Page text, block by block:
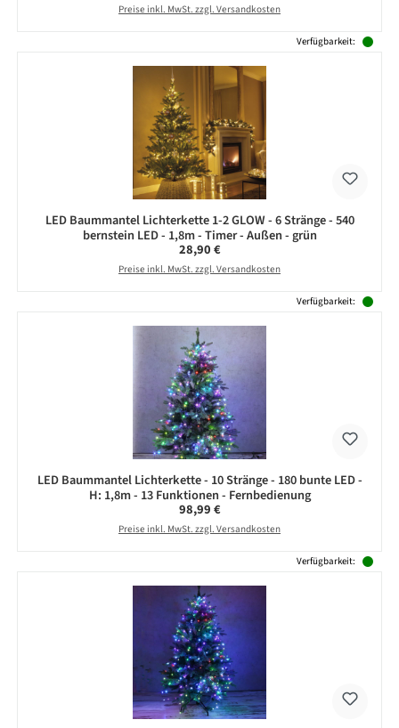
Preise inkl. MwSt. zzgl. Versandkosten
Verfügbarkeit:
LED Baummantel Lichterkette 1-2 GLOW - 6 Stränge - 540
bernstein LED - 1,8m - Timer - Außen - grün
Regulärer Preis:
28,90 €
Preise inkl. MwSt. zzgl. Versandkosten
Verfügbarkeit:
LED Baummantel Lichterkette - 10 Stränge - 180 bunte LED -
H: 1,8m - 13 Funktionen - Fernbedienung
Regulärer Preis:
98,99 €
Preise inkl. MwSt. zzgl. Versandkosten
Verfügbarkeit: